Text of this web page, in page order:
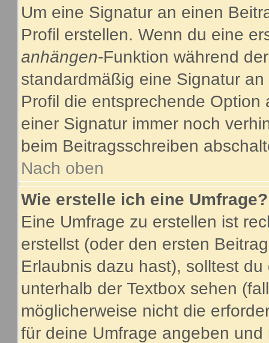
Um eine Signatur an einen
Profil erstellen. Wenn du eine
anhängen-Funktion während
standardmäßig eine Signatur
Profil die entsprechende
einer Signatur immer noch
beim Beitragsschreiben
Nach oben
Wie erstelle ich eine Umfrage?
Eine Umfrage zu erstellen ist
erstellst (oder den ersten
Erlaubnis dazu hast), solltest
unterhalb der Textbox sehen
möglicherweise nicht die
für deine Umfrage angeben